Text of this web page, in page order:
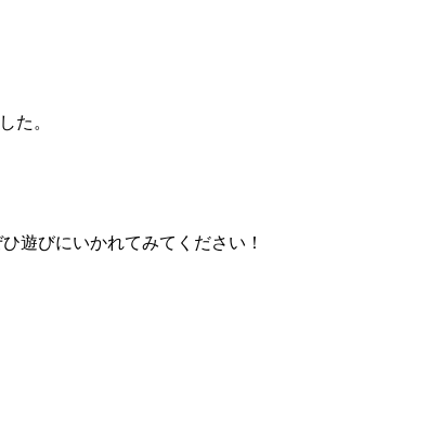
た。
遊びにいかれてみてください！